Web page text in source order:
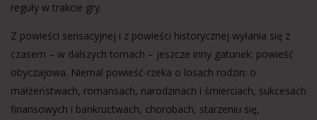
reguły w trakcie gry.
Z powieści sensacyjnej i z powieści historycznej wyłania się z
czasem – w dalszych tomach – jeszcze inny gatunek: powieść
obyczajowa. Niemal powieść-rzeka o losach rodzin: o
małżeństwach, romansach, narodzinach i śmierciach, sukcesach
finansowych i bankructwach, chorobach, starzeniu się,